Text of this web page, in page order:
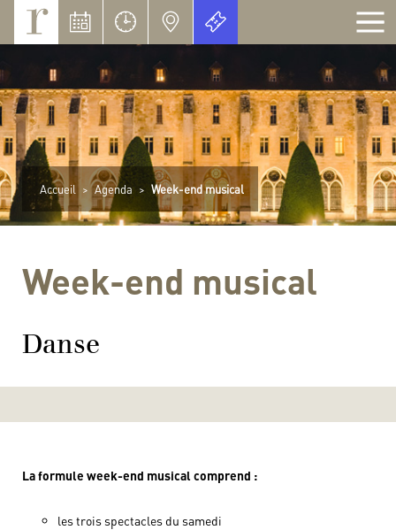
Accueil > Agenda > Week-end musical
Week-end musical
Danse
La formule week-end musical comprend :
les trois spectacles du samedi
Panneau de gestion des cookies